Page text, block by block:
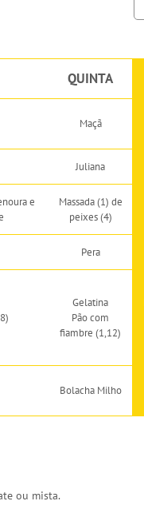
QUINTA
Maçã
Juliana
e
Massada (1) de
peixes (4)
Pera
Gelatina
Pão com
fiambre (1,12)
Bolacha Milho
ou mista.